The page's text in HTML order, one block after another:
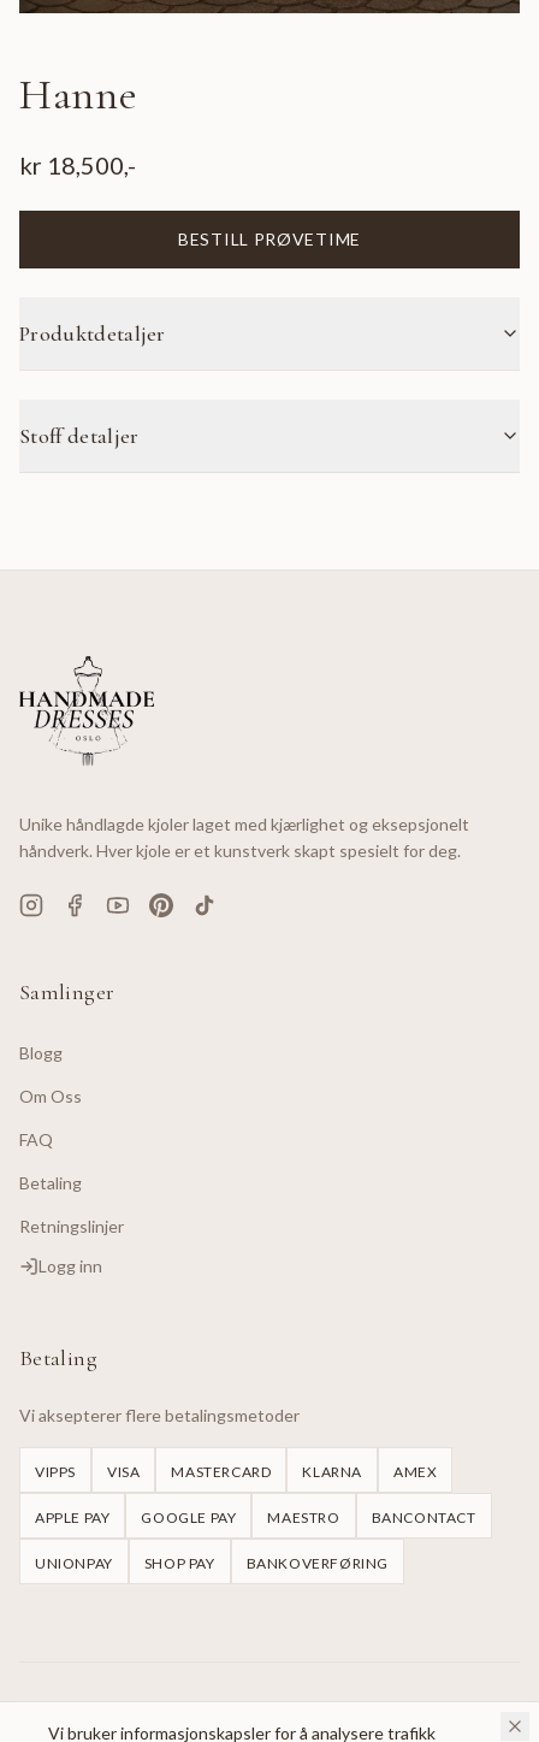
Vi bruker informasjonskapsler for å analysere trafikk
Hanne
kr 18,500,-
BESTILL PRØVETIME
Produktdetaljer
Stoff detaljer
Unike håndlagde kjoler laget med kjærlighet og eksepsjonelt
håndverk. Hver kjole er et kunstverk skapt spesielt for deg.
Samlinger
Blogg
Om Oss
FAQ
Betaling
Retningslinjer
Logg inn
Betaling
Vi aksepterer flere betalingsmetoder
VIPPS VISA MASTERCARD KLARNA AMEX
APPLE PAY GOOGLE PAY MAESTRO BANCONTACT
UNIONPAY SHOP PAY BANKOVERFØRING